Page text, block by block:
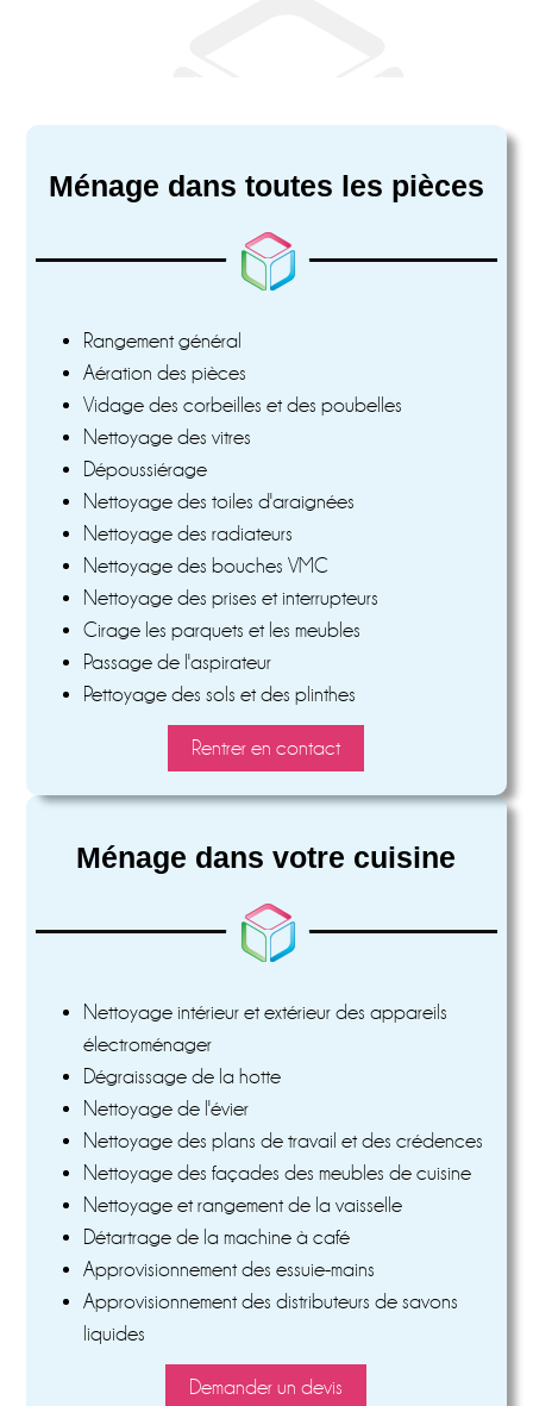
Ménage dans toutes les pièces
Rangement général
Aération des pièces
Vidage des corbeilles et des poubelles
Nettoyage des vitres
Dépoussiérage
Nettoyage des toiles d'araignées
Nettoyage des radiateurs
Nettoyage des bouches VMC
Nettoyage des prises et interrupteurs
Cirage les parquets et les meubles
Passage de l'aspirateur
Pettoyage des sols et des plinthes
Rentrer en contact
Ménage dans votre cuisine
Nettoyage intérieur et extérieur des appareils
électroménager
Dégraissage de la hotte
Nettoyage de l'évier
Nettoyage des plans de travail et des crédences
Nettoyage des façades des meubles de cuisine
Nettoyage et rangement de la vaisselle
Détartrage de la machine à café
Approvisionnement des essuie-mains
Approvisionnement des distributeurs de savons
liquides
Demander un devis